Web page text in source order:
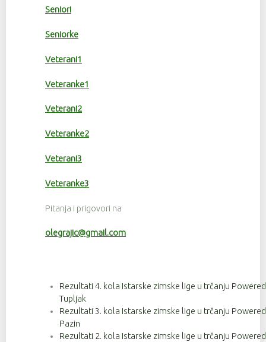
Seniori
Seniorke
Veterani1
Veteranke1
Veterani2
Veteranke2
Veterani3
Veteranke3
Pitanja i prigovori na
olegrajic@gmail.com
Rezultati 4. kola Istarske zimske lige u trčanju
Tupljak
Rezultati 3. kola Istarske zimske lige u trčanju
Pazin
Rezultati 2. kola Istarske zimske lige u trčanju